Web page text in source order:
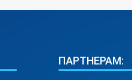
ПАРТНЕРАМ: